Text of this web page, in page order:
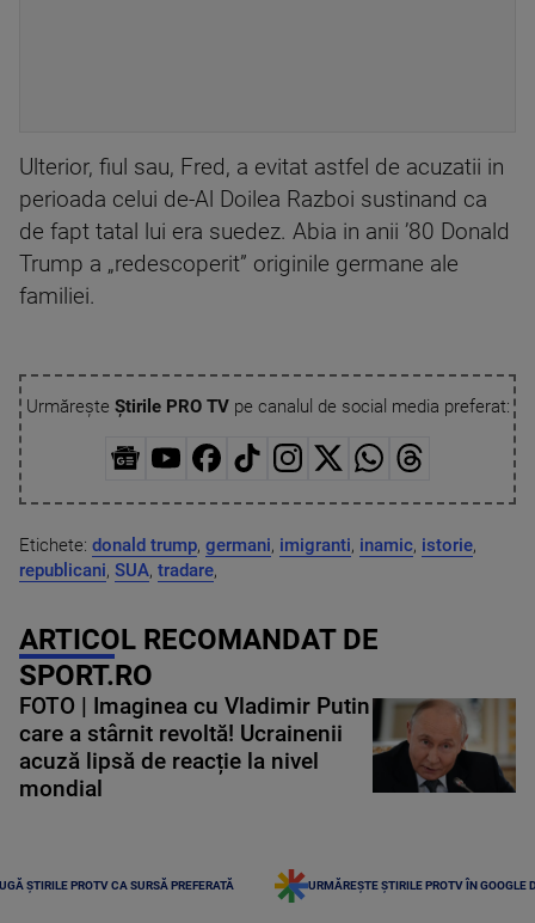
Ulterior, fiul sau, Fred, a evitat astfel de acuzatii in
perioada celui de-Al Doilea Razboi sustinand ca
de fapt tatal lui era suedez. Abia in anii ’80 Donald
Trump a „redescoperit” originile germane ale
familiei.
Urmărește Știrile PRO TVpe canalul de social media preferat:
Etichete: donald trump, germani, imigranti, inamic, istorie,
republicani, SUA, tradare,
ARTICOL RECOMANDAT DE
SPORT.RO
FOTO | Imaginea cu Vladimir Putin
care a stârnit revoltă! Ucrainenii
acuză lipsă de reacție la nivel
mondial
ȘTIRILE PROTV CA SURSĂ PREFERATĂ URMĂREȘTE ȘTIRILE PROTV ÎN GOOGLE